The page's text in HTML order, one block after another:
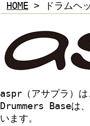
HOME > ドラムヘ
aspr（アサプラ）は
Drummers Baseは
います。